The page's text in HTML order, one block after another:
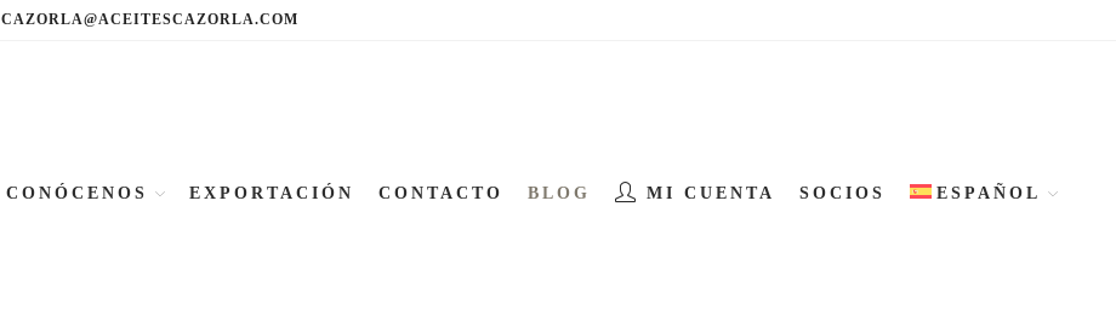
CAZORLA@ACEITESCAZORLA.COM
CONÓCENOS EXPORTACIÓN CONTACTO BLOG MI CUENTA SOCIOS ESPAÑOL